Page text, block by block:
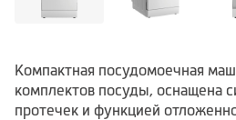
Компактная посудомоечная
комплектов посуды, оснащена
протечек и функцией